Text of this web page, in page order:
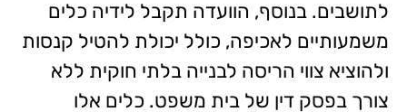
לתושבים. בנוסף, הוועדה תקבל לידיה כלים
משמעותיים לאכיפה, כולל יכולת להטיל קנסות
ולהוציא צווי הריסה לבנייה בלתי חוקית ללא
צורך בפסק דין של בית משפט. כלים אלו